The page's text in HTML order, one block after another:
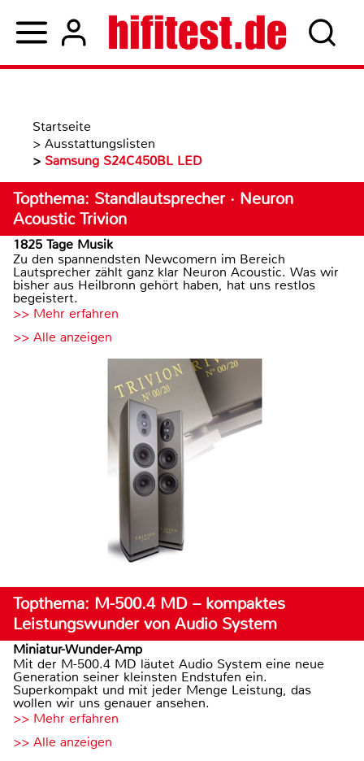
Startseite
> Ausstattungslisten
> Samsung S24C450BL LED
Topthema: Standlautsprecher · Neuron
Acoustic Trivion
1825 Tage Musik
Zu den spannendsten Newcomern im Bereich
Lautsprecher zählt ganz klar Neuron Acoustic. Was wir
bisher aus Heilbronn gehört haben, hat uns restlos
begeistert.
>> Mehr erfahren
>> Alle anzeigen
Topthema: M-500.4 MD – kompaktes
Leistungswunder von Audio System
Miniatur-Wunder-Amp
Mit der M-500.4 MD läutet Audio System eine neue
Generation seiner kleinsten Endstufen ein.
Superkompakt und mit jeder Menge Leistung, das
wollen wir uns genauer ansehen.
>> Mehr erfahren
>> Alle anzeigen